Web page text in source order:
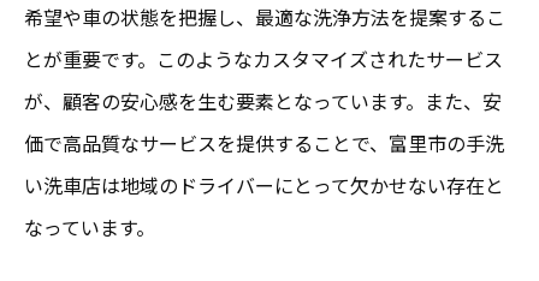
お得に利用できる手洗い洗車のクーポン情
報
手洗い洗車のプロが語る！富里市での成功の理
由
洗車業界の専門家が語る成功の秘訣
希望や車の状態を把握し、最適な洗浄方法を提案するこ
とが重要です。このようなカスタマイズされたサービス
が、顧客の安心感を生む要素となっています。また、安
価で高品質なサービスを提供することで、富里市の手洗
い洗車店は地域のドライバーにとって欠かせない存在と
なっています。